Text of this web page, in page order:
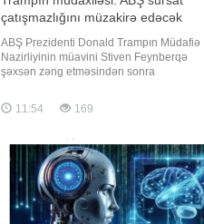
çatışmazlığını müzakirə edəcək
ABŞ Prezidenti Donald Trampın Müdafiə
Nazirliyinin müavini Stiven Feynberqə
şəxsən zəng etməsindən sonra
qaldırılması ilə bağlı təcili iclas keçiriləcək.
xəbər verir ki, bu barədə NBC News
görə, Müdafiə Nazirliyinin ikinc
11:54 169